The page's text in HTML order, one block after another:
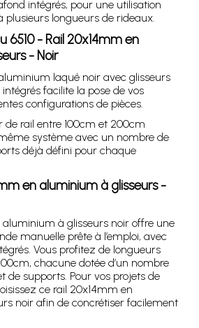
intégrés, pour une utilisation
plusieurs longueurs de rideaux.
6510 - Rail 20x14mm en
- Noir
laqué noir avec glisseurs
facilite la pose de vos
configurations de pièces.
de rail entre 100cm et 200cm
système avec un nombre de
déjà défini pour chaque
en aluminium à glisseurs -
aluminium à glisseurs noir offre une
manuelle prête à l’emploi, avec
Vous profitez de longueurs
chacune dotée d’un nombre
de supports. Pour vos projets de
ce rail 20x14mm en
noir afin de concrétiser facilement